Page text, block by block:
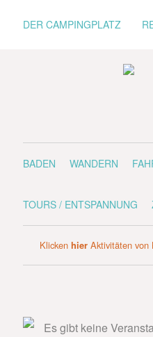
DER CAMPINGPLATZ
BADEN WANDERN
TOURS / ENTSPANNUNG
Klicken hier Aktivitäten von
Es gibt keine